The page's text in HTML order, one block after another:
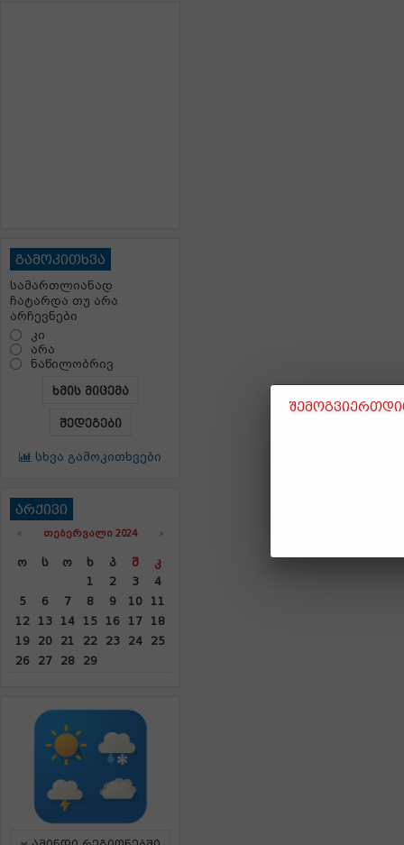
გამოკითხვა
სამართლიანად
ჩატარდა თუ არა
არჩევნები
კი
არა
ნაწილობრივ
ხმის მიცემა
შედეგები
სხვა გამოკითხვები
არქივი
« ᲗᲔᲑᲔᲠᲕᲐᲚᲘ 2024 »
Ო Ს Ო Ხ Პ Შ
Კ
1
2 3
4
5
6 7 8 9 10
11
12
13 14 15 16 17
18
19
20 21 22 23 24
25
26
27 28 29